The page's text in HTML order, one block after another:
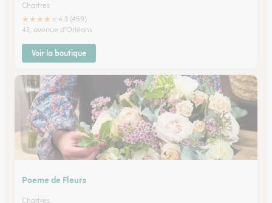
Chartres
★★★★
4.3 (459)
42, avenue d'Orléans
Voir la boutique
Poeme de Fleurs
Chartres